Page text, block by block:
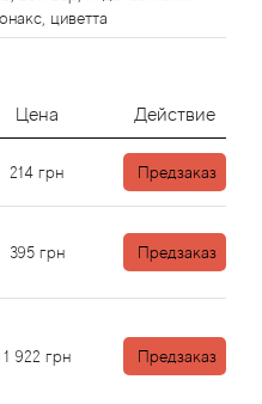
циветта
Цена Действие
214 грн Предзаказ
395 грн Предзаказ
1 922 грн Предзаказ